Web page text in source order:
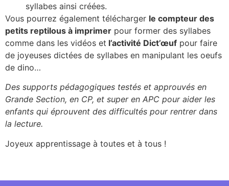
syllabes ainsi créées.
Vous pourrez également télécharger le compteur des
petits reptilous à imprimer pour former des syllabes
comme dans les vidéos et l’activité Dict’œuf pour faire
de joyeuses dictées de syllabes en manipulant les oeufs
de dino…
Des supports pédagogiques testés et approuvés en
Grande Section, en CP, et super en APC pour aider les
enfants qui éprouvent des difficultés pour rentrer dans
la lecture.
Joyeux apprentissage à toutes et à tous !